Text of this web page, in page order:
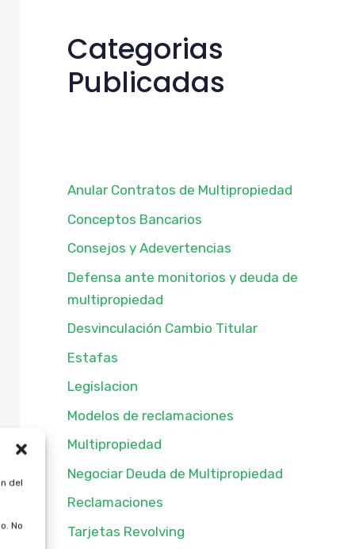
del
No
Categorias
Publicadas
Anular Contratos de Multipropiedad
Conceptos Bancarios
Consejos y Adevertencias
Defensa ante monitorios y deuda de
multipropiedad
Desvinculación Cambio Titular
Estafas
Legislacion
Modelos de reclamaciones
Multipropiedad
Negociar Deuda de Multipropiedad
Reclamaciones
Tarjetas Revolving